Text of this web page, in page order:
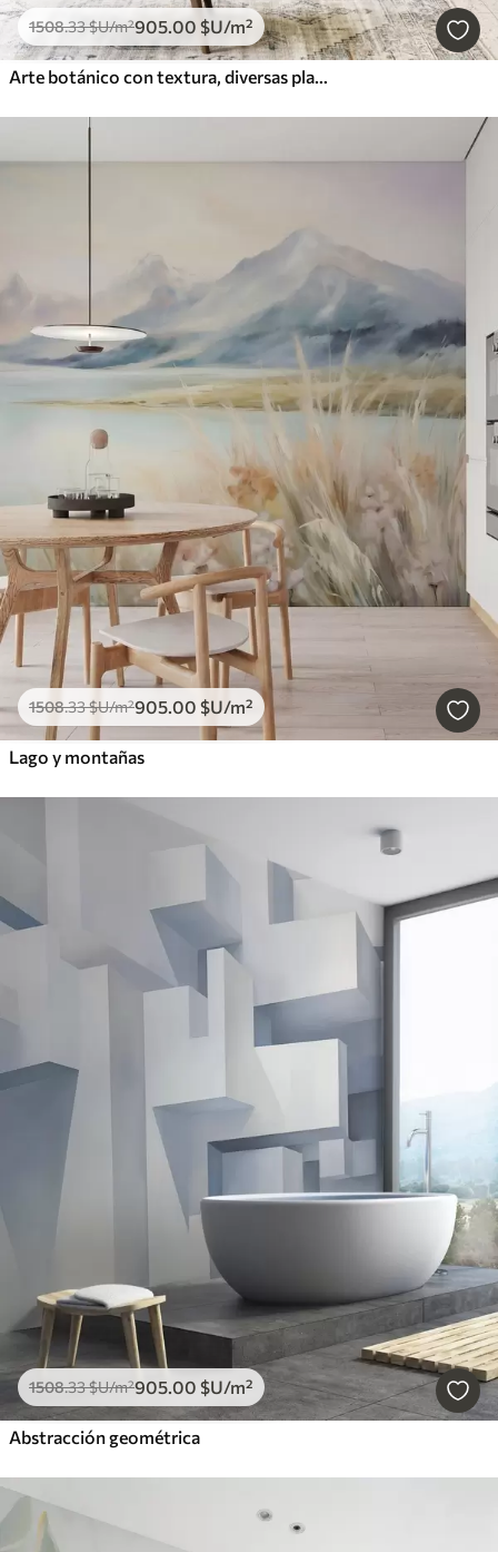
1508.33$U/m²905 .00 $U/m²
1508.33$U/m²905 .00 $U/m²
Lago y montañas
1508.33$U/m²905 .00 $U/m²
Abstracción geométrica